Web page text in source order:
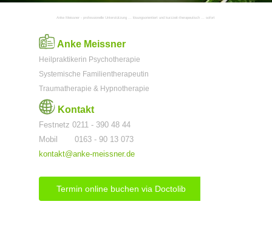
Anke Meissner - professionelle Unterstützung ... lösungsorientiert und kurzzeit-therapeutisch ... sofort
Anke Meissner
Heilpraktikerin Psychotherapie
Systemische Familientherapeutin
Traumatherapie & Hypnotherapie
Kontakt
Festnetz 0211 - 390 48 44
Mobil 0163 - 90 13 073
kontakt@anke-meissner.de
Termin online buchen via Doctolib